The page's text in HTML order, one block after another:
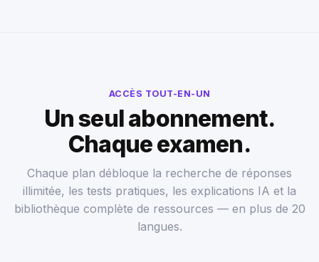
ACCÈS TOUT-EN-UN
Un seul abonnement.
Chaque examen.
Chaque plan débloque la recherche de réponses
illimitée, les tests pratiques, les explications IA et la
bibliothèque complète de ressources — en plus de 20
langues.